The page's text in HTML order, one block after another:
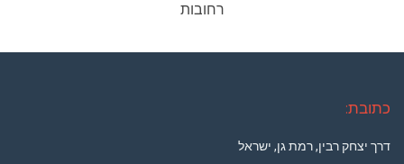
רחובות
כתובת:
דרך יצחק רבין, רמת גן, ישראל